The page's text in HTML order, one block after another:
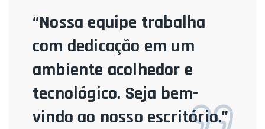
“Nossa equipe trabalha
com dedicação em um
ambiente acolhedor e
tecnológico. Seja bem-
vindo ao nosso escritório.”